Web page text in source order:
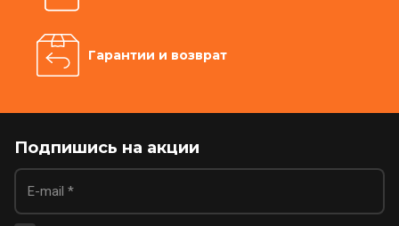
Гарантии и возврат
Подпишись на акции